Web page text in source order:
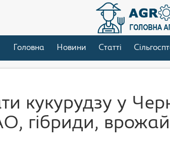
Головна Новини Статті
кукурудзу у
гібриди,